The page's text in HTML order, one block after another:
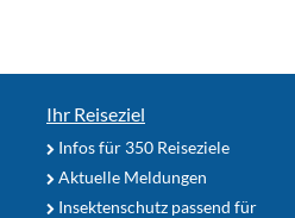
Ihr Reiseziel
Infos für 350 Reiseziele
Aktuelle Meldungen
Insektenschutz passend für